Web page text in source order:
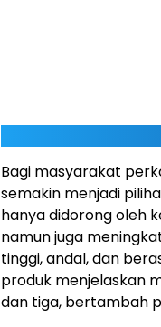
Bagi masyarakat
semakin menjadi
hanya didorong oleh
namun juga
tinggi, andal, dan
produk menjelaskan
dan tiga, bertambah